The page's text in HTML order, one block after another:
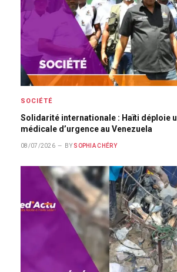
SOCIÉTÉ
Solidarité internationale : Haïti déploie
médicale d’urgence au Venezuela
08/07/2026 BY SOPHIA CHÉRY